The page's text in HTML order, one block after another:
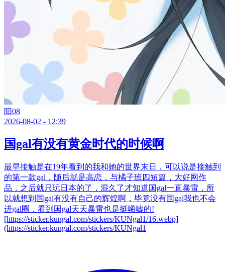
阳08
2026-08-02 - 12:39
国gal有没有黄金时代的时候啊
最早接触是在19年看到的我和她的世界末日，可以说是接触到
的第一款gal，随后就是高恋，与橘子班四短篇，大好网作
品，之后就只玩日本的了，混久了才知道国gal一直暴雷，所
以就想到国gal有没有自己的辉煌啊，毕竟没有国gal我也不会
进gal圈，看到国gal天天暴雷也是挺唏嘘的!
[https://sticker.kungal.com/stickers/KUNgal1/16.webp]
(https://sticker.kungal.com/stickers/KUNgal1